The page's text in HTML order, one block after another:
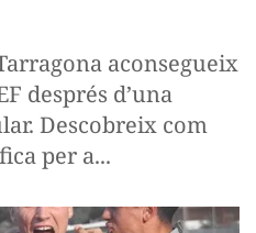
aconsegueix
després d’una
Descobreix com
per a...